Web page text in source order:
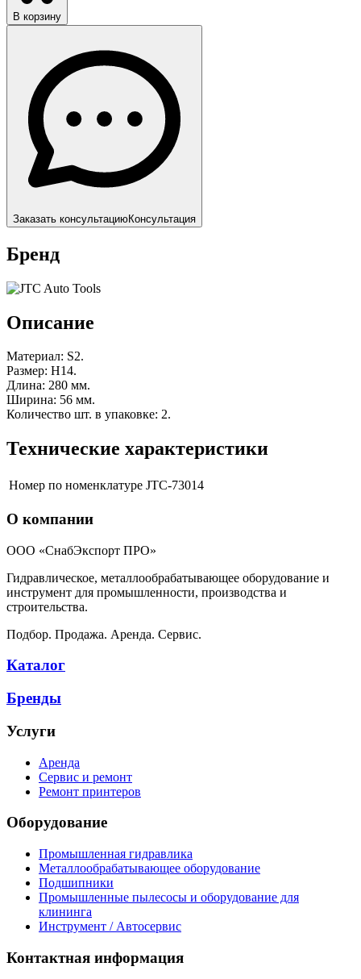
В корзину
Заказать консультациюКонсультация
Бренд
Описание
Материал: S2.
Размер: H14.
Длина: 280 мм.
Ширина: 56 мм.
Количество шт. в упаковке: 2.
Технические характеристики
Номер по номенклатуре JTC-73014
О компании
ООО «СнабЭкспорт ПРО»
Гидравлическое, металлообрабатывающее оборудование и
инструмент для промышленности, производства и
строительства.
Подбор. Продажа. Аренда. Сервис.
Каталог
Бренды
Услуги
Аренда
Сервис и ремонт
Ремонт принтеров
Оборудование
Промышленная гидравлика
Металлообрабатывающее оборудование
Подшипники
Промышленные пылесосы и оборудование для
клининга
Инструмент / Автосервис
Контактная информация